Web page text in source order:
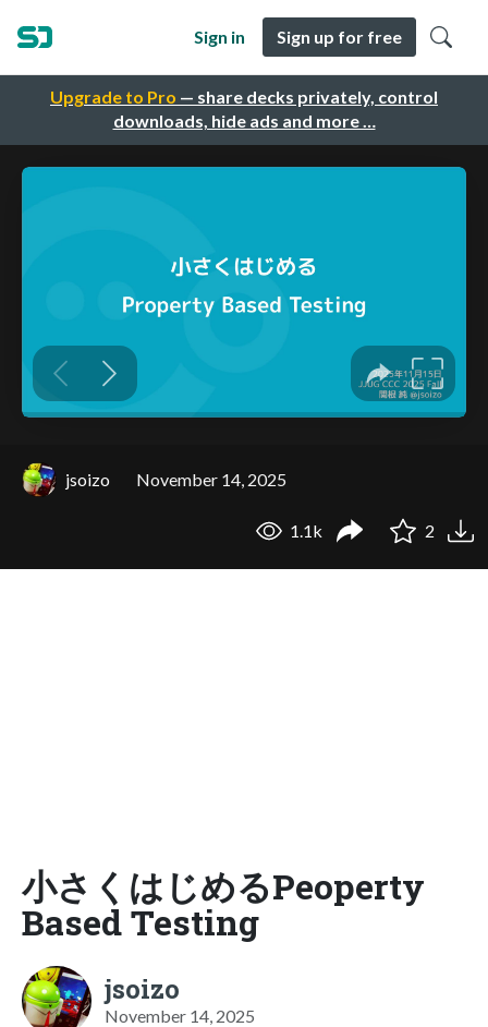
Upgrade to Pro — share decks privately, control
downloads, hide ads and more …
Sign in Sign up for free
jsoizo November 14, 2025
1.1k 2
小さくはじめるPeoperty
Based Testing
jsoizo
November 14, 2025